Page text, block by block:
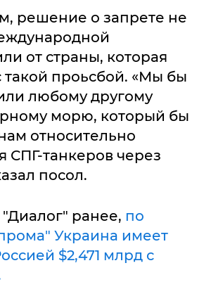
решение о запрете не
от страны, которая
такой проьсбой. «Мы бы
любому другому
морю, который бы
относительно
СПГ-танкеров через
посол.
ранее, по
Украина имеет
$2,471 млрд с